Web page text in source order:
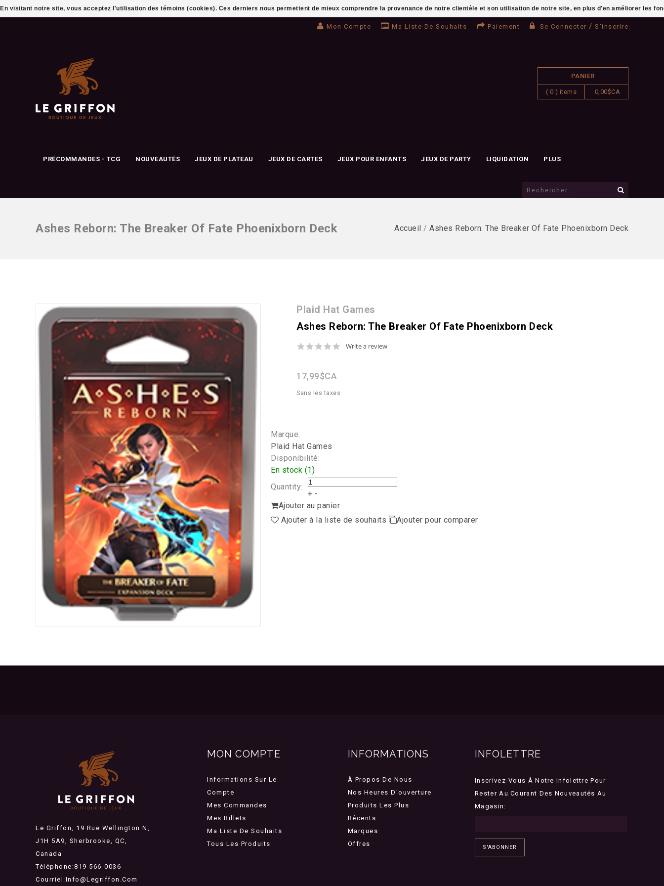
Mon Compte Ma Liste De Souhaits Paiement Se Connecter / S'inscrire
PANIER
( 0 ) items 0,00$CA
PRÉCOMMANDES - TCG NOUVEAUTÉS JEUX DE PLATEAU JEUX DE CARTES JEUX POUR ENFANTS JEUX DE PARTY LIQUIDATION PLUS
Ashes Reborn: The Breaker Of Fate Phoenixborn Deck Accueil / Ashes Reborn: The Breaker Of Fate Phoenixborn Deck
Plaid Hat Games
Ashes Reborn: The Breaker Of Fate Phoenixborn Deck
0.0
Write a review
17,99$CA
Sans les taxes
Marque:
Plaid Hat Games
Disponibilité:
En stock (1)
Quantity:
+ -
Ajouter au panier
Ajouter à la liste de souhaits
Ajouter pour comparer
Le Griffon, 19 Rue Wellington N,
J1H 5A9, Sherbrooke, QC,
Canada
Téléphone:819 566-0036
Courriel:Info@legriffon.com
MON COMPTE
Informations Sur Le
Compte
Mes Commandes
Mes Billets
Ma Liste De Souhaits
Tous Les Produits
INFORMATIONS
À Propos De Nous
Nos Heures D'ouverture
Produits Les Plus
Récents
Marques
Offres
INFOLETTRE
Inscrivez-Vous À Notre Infolettre Pour
Rester Au Courant Des Nouveautés Au
Magasin:
S'ABONNER
En visitant notre site, vous acceptez l'utilisation des témoins (cookies). Ces derniers nous permettent de mieux comprendre la provenance de notre clientèle et son utilisation de notre site, en plus d'en améliorer les